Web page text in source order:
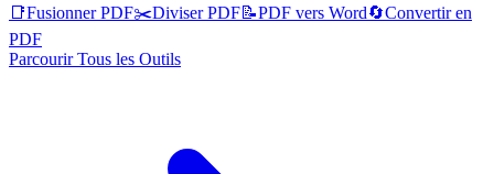
📑Fusionner PDF✂️Diviser PDF📝PDF vers Word🔄Convertir en
PDF
Parcourir Tous les Outils